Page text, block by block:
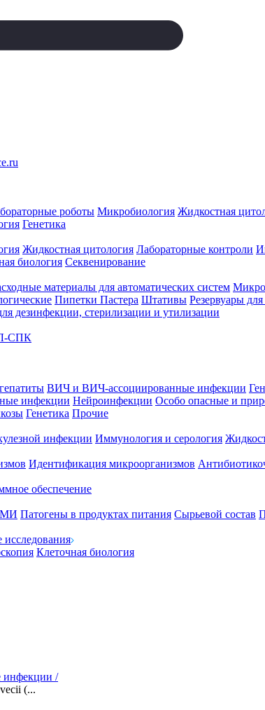
роботы Микробиология Жидкостная
Генетика
Жидкостная цитология Лабораторные контроли
биология Секвенирование
материалы для автоматических систем
Пипетки Пастера Штативы Резервуары для
дезинфекции, стерилизации и утилизации
СПК
ВИЧ и ВИЧ-ассоциированные инфекции
инфекции Нейроинфекции Особо опасные и
Генетика Прочие
инфекции Иммунология и серология
Идентификация микроорганизмов
обеспечение
Патогены в продуктах питания Сырьевой состав
Клеточная биология
/
(...